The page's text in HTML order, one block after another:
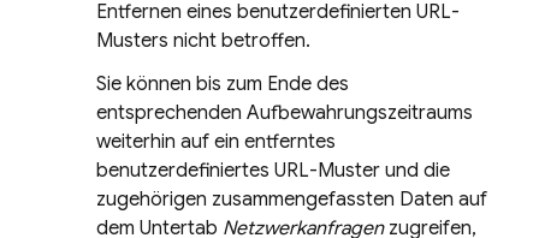
Entfernen eines benutzerdefinierten URL-
Musters nicht betroffen.
Sie können bis zum Ende des
entsprechenden Aufbewahrungszeitraums
weiterhin auf ein entferntes
benutzerdefiniertes URL-Muster und die
zugehörigen zusammengefassten Daten auf
dem Untertab Netzwerkanfragenzugreifen,